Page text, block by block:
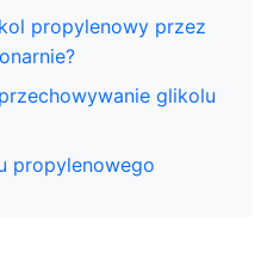
propylenowy przez
glikolu
propylenowego